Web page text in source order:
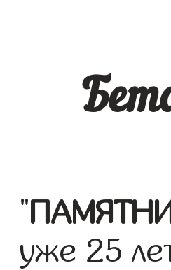
"
уже 25